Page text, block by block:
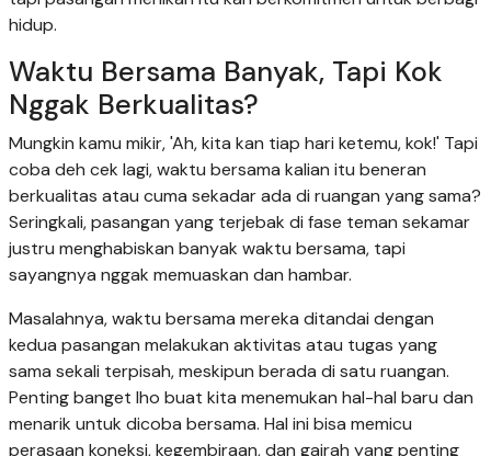
hidup.
Waktu Bersama Banyak, Tapi Kok
Nggak Berkualitas?
Mungkin kamu mikir, 'Ah, kita kan tiap hari ketemu, kok!' Tapi
coba deh cek lagi, waktu bersama kalian itu beneran
berkualitas atau cuma sekadar ada di ruangan yang sama?
Seringkali, pasangan yang terjebak di fase teman sekamar
justru menghabiskan banyak waktu bersama, tapi
sayangnya nggak memuaskan dan hambar.
Masalahnya, waktu bersama mereka ditandai dengan
kedua pasangan melakukan aktivitas atau tugas yang
sama sekali terpisah, meskipun berada di satu ruangan.
Penting banget lho buat kita menemukan hal-hal baru dan
menarik untuk dicoba bersama. Hal ini bisa memicu
perasaan koneksi, kegembiraan, dan gairah yang penting